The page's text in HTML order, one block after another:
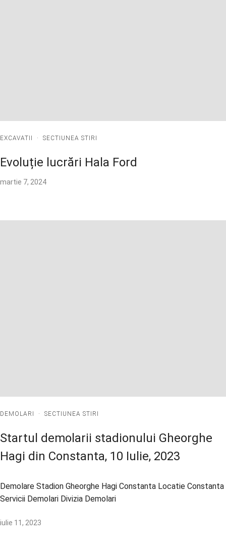
EXCAVATII · SECTIUNEA STIRI
Evoluție lucrări Hala Ford
martie 7, 2024
DEMOLARI · SECTIUNEA STIRI
Startul demolarii stadionului Gheorghe
Hagi din Constanta, 10 Iulie, 2023
Demolare Stadion Gheorghe Hagi Constanta Locatie Constanta
Servicii Demolari Divizia Demolari
iulie 11, 2023